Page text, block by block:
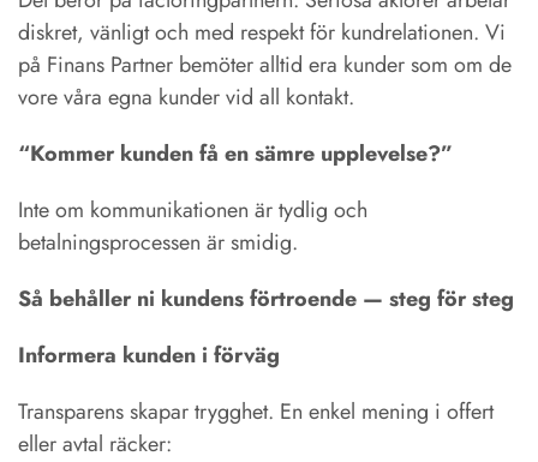
diskret, vänligt och med respekt för kundrelationen. Vi
på Finans Partner bemöter alltid era kunder som om de
vore våra egna kunder vid all kontakt.
“Kommer kunden få en sämre upplevelse?”
Inte om kommunikationen är tydlig och
betalningsprocessen är smidig.
Så behåller ni kundens förtroende — steg för steg
Informera kunden i förväg
Transparens skapar trygghet. En enkel mening i offert
eller avtal räcker: